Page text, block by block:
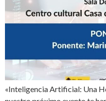
«Inteligencia Artificial: Una